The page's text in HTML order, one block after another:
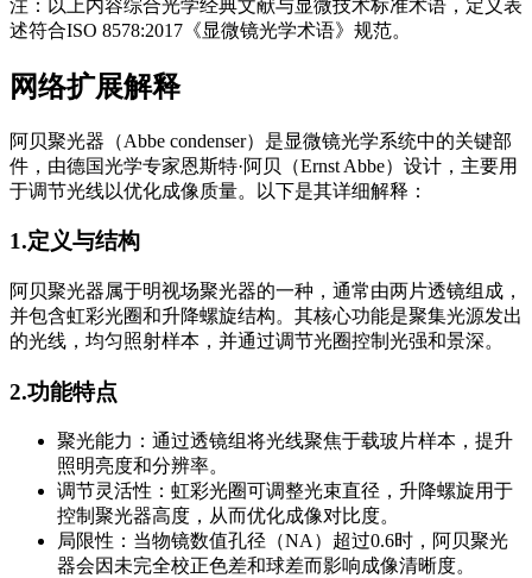
注：以上内容综合光学经典文献与显微技术标准术语，定义表
述符合ISO 8578:2017《显微镜光学术语》规范。
网络扩展解释
阿贝聚光器（Abbe condenser）是显微镜光学系统中的关键部
件，由德国光学专家恩斯特·阿贝（Ernst Abbe）设计，主要用
于调节光线以优化成像质量。以下是其详细解释：
1.定义与结构
阿贝聚光器属于明视场聚光器的一种，通常由两片透镜组成，
并包含虹彩光圈和升降螺旋结构。其核心功能是聚集光源发出
的光线，均匀照射样本，并通过调节光圈控制光强和景深。
2.功能特点
聚光能力：通过透镜组将光线聚焦于载玻片样本，提升
照明亮度和分辨率。
调节灵活性：虹彩光圈可调整光束直径，升降螺旋用于
控制聚光器高度，从而优化成像对比度。
局限性：当物镜数值孔径（NA）超过0.6时，阿贝聚光
器会因未完全校正色差和球差而影响成像清晰度。